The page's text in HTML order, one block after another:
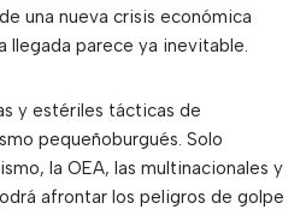
una nueva crisis económica
llegada parece ya inevitable.
y estériles tácticas de
pequeñoburgués. Solo
la OEA, las multinacionales y
afrontar los peligros de golpe